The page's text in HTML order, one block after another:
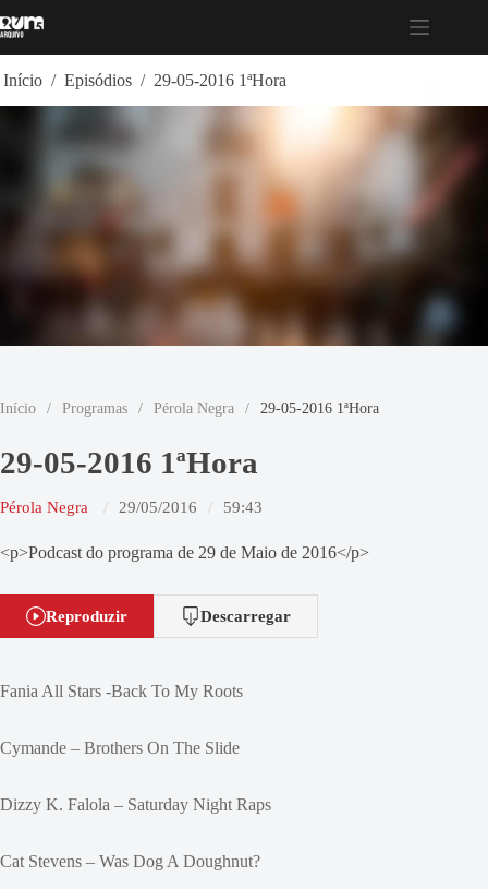
para
Início / Episódios / 29-05-2016 1ªHora
Início / Programas / Pérola Negra / 29-05-2016 1ªHora
29-05-2016 1ªHora
Pérola Negra 29/05/2016 59:43
<p>Podcast do programa de 29 de Maio de 2016</p>
Reproduzir Descarregar
Fania All Stars -Back To My Roots
Cymande – Brothers On The Slide
Dizzy K. Falola – Saturday Night Raps
Cat Stevens – Was Dog A Doughnut?